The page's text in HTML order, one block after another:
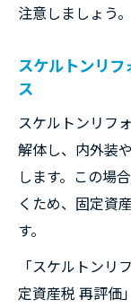
注意しましょう。
スケルトンリフ
ス
スケルトンリフ
解体し、内外装
します。この場
くため、固定資
す。
「スケルトンリ
定資産税 再評価